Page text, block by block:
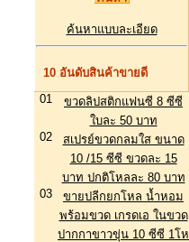
ค้นหาแบบละเอียด
10 อันดับสินค้าขายดี
01
ขวดลิปสติกแฟนซี 8 ซีซี
ใบละ 50 บาท
02
สเปรย์ขวดกลมใส ขนาด
10 /15 ซีซี ขวดละ 15
บาท ปกติโหลละ 80 บาท
03
ขายปลีกยกโหล น้ำหอม
พร้อมขวด เกรดเอ ในขวด
ปากกาขาวขุ่น 10 ซีซี 1โห